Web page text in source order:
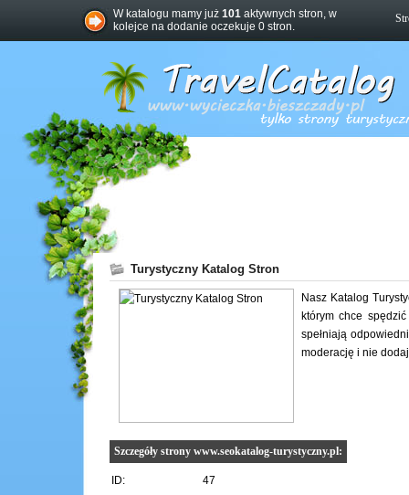
W katalogu mamy już 101 aktywnych stron, w
kolejce na dodanie oczekuje 0 stron.
Turystyczny Katalog Stron
Nasz Katalog
którym chce
spełniają
moderację i nie
Szczegóły strony www.seokatalog-turystyczny.pl:
ID:
47